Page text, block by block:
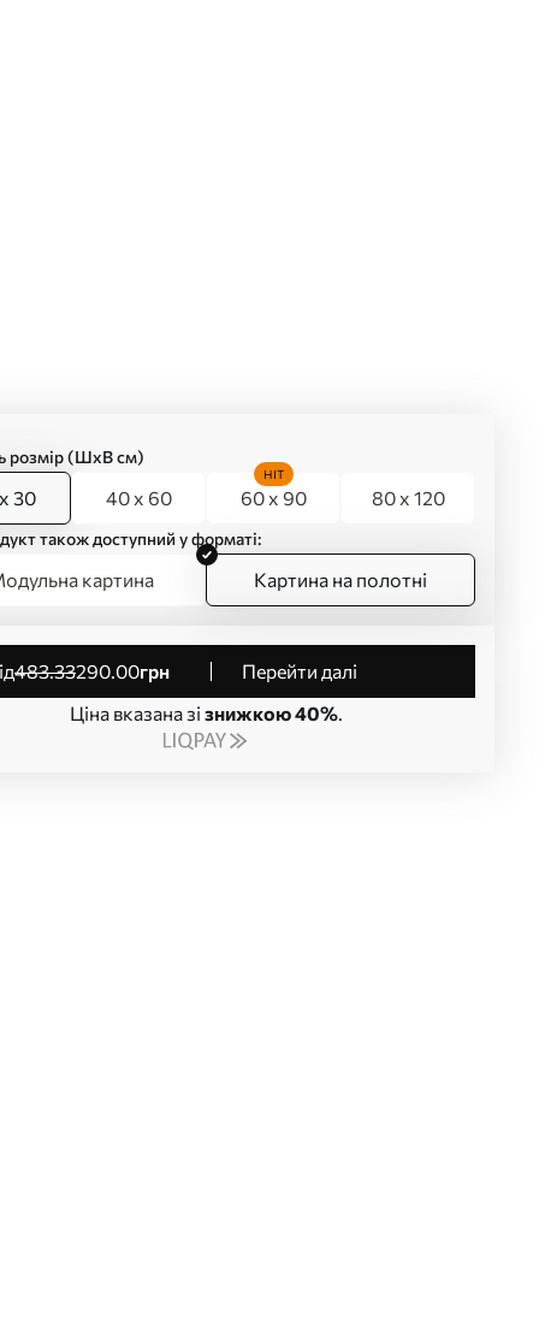
розмір (ШхВ см)
30 40 x 60 60 x 90
HIT
80 x 120
також доступний у форматі:
картина Картина на полотні
від483.33290.00грн
Перейти далі
Ціна вказана зі знижкою 40%.